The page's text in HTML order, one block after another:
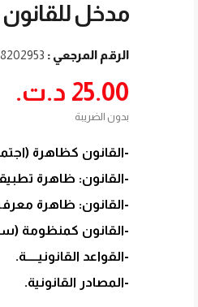
مدخل للقانون
الرقم المرجعي :
25.00 د.ت.‏
بدون الضريبة
-القانون كظاهرة
-القانون: ظاهرة
-القانون: ظاهرة
-القانون كمنظومة
-القواعد القانونيـــــة.
-المصادر القانونية.